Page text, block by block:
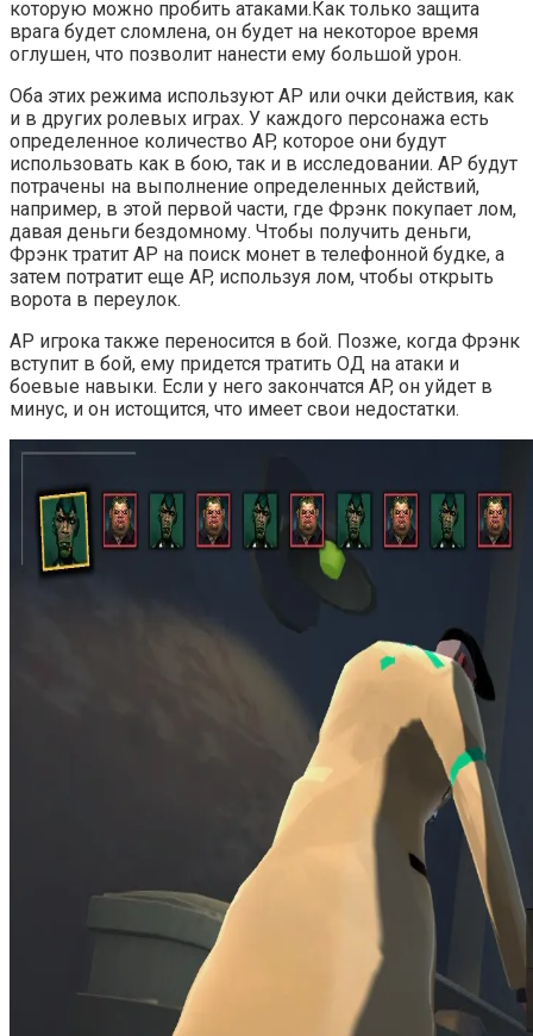
которую можно пробить атаками.Как только защита
врага будет сломлена, он будет на некоторое время
оглушен, что позволит нанести ему большой урон.
Оба этих режима используют AP или очки действия, как
и в других ролевых играх. У каждого персонажа есть
определенное количество AP, которое они будут
использовать как в бою, так и в исследовании. AP будут
потрачены на выполнение определенных действий,
например, в этой первой части, где Фрэнк покупает лом,
давая деньги бездомному. Чтобы получить деньги,
Фрэнк тратит AP на поиск монет в телефонной будке, а
затем потратит еще AP, используя лом, чтобы открыть
ворота в переулок.
AP игрока также переносится в бой. Позже, когда Фрэнк
вступит в бой, ему придется тратить ОД на атаки и
боевые навыки. Если у него закончатся AP, он уйдет в
минус, и он истощится, что имеет свои недостатки.